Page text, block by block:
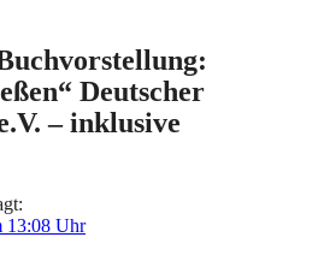
Deutscher
– inklusive
13:08 Uhr